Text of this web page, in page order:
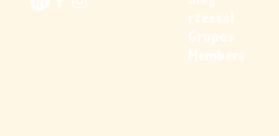
rteesal
Grupos
Members